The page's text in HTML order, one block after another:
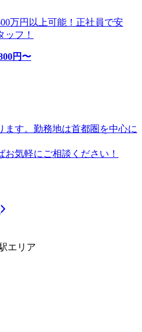
万円以上可能！正社員で安
フ！
円〜
す。勤務地は首都圏を中心に
気軽にご相談ください！
エリア